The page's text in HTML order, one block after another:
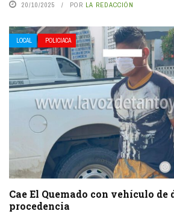
20/10/2025 POR LA REDACCIÓN
LOCAL POLICIACA
Cae El Quemado con vehículo de
procedencia